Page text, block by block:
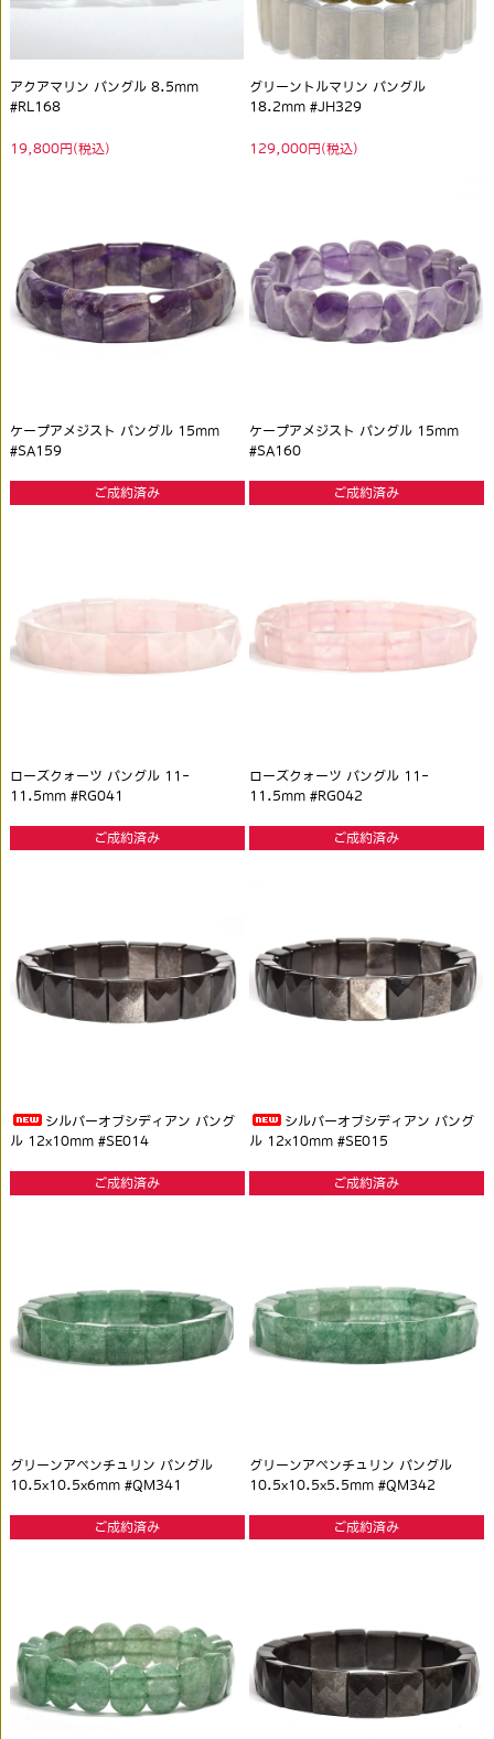
アクアマリン バングル 8.5mm
#RL168
19,800円(税込)
グリーントルマリン バングル
18.2mm #JH329
129,000円(税込)
ケープアメジスト バングル 15mm
#SA159
ご成約済み
ケープアメジスト バングル 15mm
#SA160
ご成約済み
ローズクォーツ バングル 11-
11.5mm #RG041
ご成約済み
ローズクォーツ バングル 11-
11.5mm #RG042
ご成約済み
シルバーオブシディアン バング
ル 12x10mm #SE014
ご成約済み
シルバーオブシディアン バング
ル 12x10mm #SE015
ご成約済み
グリーンアベンチュリン バングル
10.5x10.5x6mm #QM341
ご成約済み
グリーンアベンチュリン バングル
10.5x10.5x5.5mm #QM342
ご成約済み